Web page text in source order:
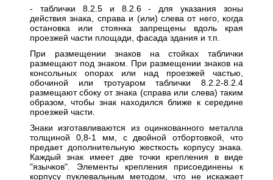
- таблички 8.2.5 и 8.2.6 - для указания зоны
действия знака, справа и (или) слева от него, когда
остановка или стоянка запрещены вдоль края
проезжей части площади, фасада здания и т.п.
При размещении знаков на стойках таблички
размещают под знаком. При размещении знаков на
консольных опорах или над проезжей частью,
обочиной или тротуаром таблички 8.2.2-8.2.4
размещают сбоку от знака (справа или слева) таким
образом, чтобы знак находился ближе к середине
проезжей части.
Знаки изготавливаются из оцинкованного металла
толщиной 0,8-1 мм, с двойной отбортовкой, что
предает дополнительную жесткость корпусу знака.
Каждый знак имеет две точки крепления в виде
"язычков". Элементы крепления присоединены к
корпусу пуклевальным методом, что не искажает